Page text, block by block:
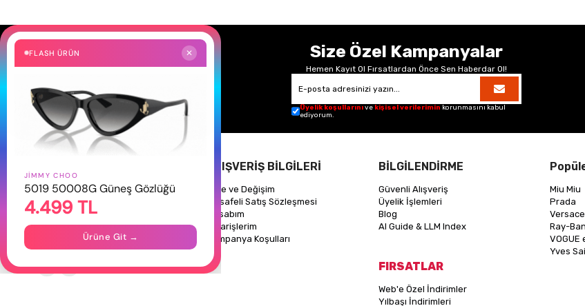
Size Özel Kampanyalar
Hemen Kayıt Ol Fırsatlardan Önce Sen Haberdar Ol!
Üyelik koşullarınıve kişisel verilerimin korunmasını kabul
ediyorum.
Hakkımızda
Gizlilik Politikası
İletişim
Mağazalarımız
Takipte Kal
ALIŞVERİŞ BİLGİLERİ
İade ve Değişim
Mesafeli Satış Sözleşmesi
Hesabım
Siparişlerim
Kampanya Koşulları
BİLGİLENDİRME
Güvenli Alışveriş
Üyelik İşlemleri
Blog
AI Guide & LLM Index
FIRSATLAR
Web'e Özel İndirimler
Yılbaşı İndirimleri
Miu Miu
Prada
Versace
Ray-Ban
VOGUE
Yves
FLASH ÜRÜN ✕
JIMMY CHOO
5019 50008G Güneş Gözlüğü
4.499 TL
Ürüne Git →